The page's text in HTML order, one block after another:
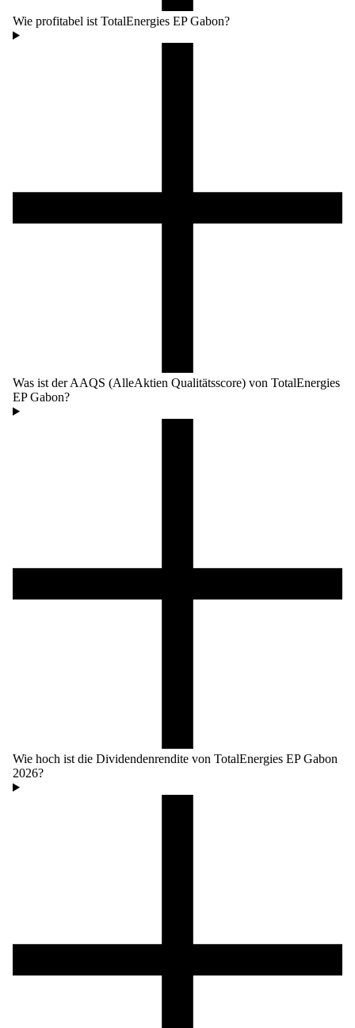
Wie profitabel ist TotalEnergies EP Gabon?
Was ist der AAQS (AlleAktien Qualitätsscore) von TotalEnergies
EP Gabon?
Wie hoch ist die Dividendenrendite von TotalEnergies EP Gabon
2026?